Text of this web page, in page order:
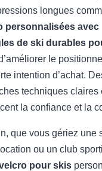
longues
personnalisées avec
de ski durables
le
intention d’achat.
techniques claires
la confiance et la
que vous gériez une
ou un club
pour skis